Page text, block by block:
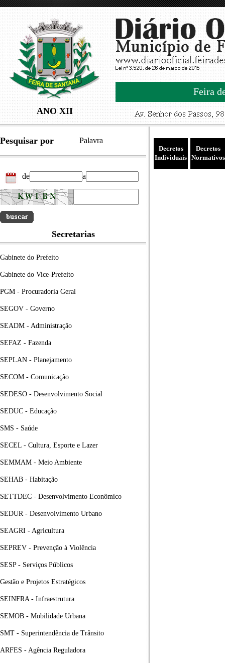
ANO XII
Feira
Pesquisar por Palavra
de a
Secretarias
Gabinete do Prefeito
Gabinete do Vice-Prefeito
PGM - Procuradoria Geral
SEGOV - Governo
SEADM - Administração
SEFAZ - Fazenda
SEPLAN - Planejamento
SECOM - Comunicação
SEDESO - Desenvolvimento Social
SEDUC - Educação
SMS - Saúde
SECEL - Cultura, Esporte e Lazer
SEMMAM - Meio Ambiente
SEHAB - Habitação
SETTDEC - Desenvolvimento Econômico
SEDUR - Desenvolvimento Urbano
SEAGRI - Agricultura
SEPREV - Prevenção à Violência
SESP - Serviços Públicos
Gestão e Projetos Estratégicos
SEINFRA - Infraestrutura
SEMOB - Mobilidade Urbana
SMT - Superintendência de Trânsito
ARFES - Agência Reguladora
Decretos
Individuais
Decretos
Normativos